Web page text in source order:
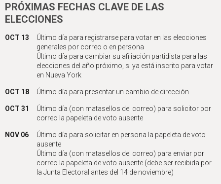
PRÓXIMAS FECHAS CLAVE DE LAS
ELECCIONES
OCT 13
Último día para registrarse para votar en las elecciones
generales por correo o en persona
Último día para cambiar su afiliación partidista para las
elecciones del año próximo, si ya está inscrito para votar
en Nueva York
OCT 18 Último día para presentar un cambio de dirección
OCT 31
Último día (con matasellos del correo) para solicitor por
correo la papeleta de voto ausente
NOV 06
Último día para solicitar en persona la papeleta de voto
ausente
Último día (con matasellos del correo) para enviar por
correo la papeleta de voto ausente (debe ser recibida por
la Junta Electoral antes del 14 de noviembre)